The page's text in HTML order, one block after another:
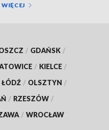
/ GDAŃSK /
/ KIELCE /
ŁÓDŹ / OLSZTYN /
/ RZESZÓW /
/ WROCŁAW